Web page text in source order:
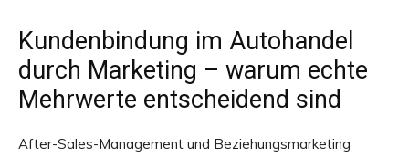
Kundenbindung im Autohandel
durch Marketing – warum echte
Mehrwerte entscheidend sind
After-Sales-Management und Beziehungsmarketing